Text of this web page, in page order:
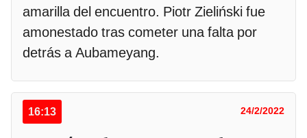
amarilla del encuentro. Piotr Zieliński fue
amonestado tras cometer una falta por
detrás a Aubameyang.
16:13 24/2/2022